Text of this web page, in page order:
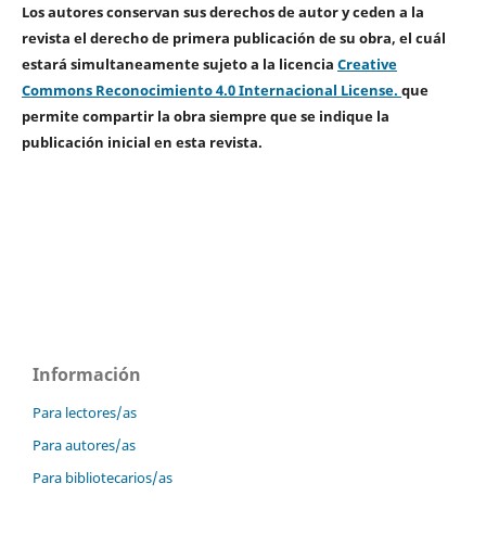
Los autores conservan sus derechos de autor y ceden a la
revista el derecho de primera publicación de su obra, el cuál
estará simultaneamente sujeto a la licencia Creative
Commons Reconocimiento 4.0 Internacional License. que
permite compartir la obra siempre que se indique la
publicación inicial en esta revista.
Información
Para lectores/as
Para autores/as
Para bibliotecarios/as